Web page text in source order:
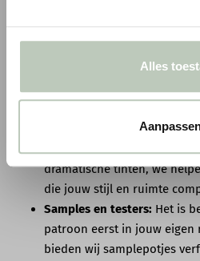
Alles
fysieke winkel bezoekt, wij
ervaring hebt.
jouw interieur past? Onze
adviseren. Van rustige
dramatische tinten, we
die jouw stijl en ruimte
Samples en testers: Het is
patroon eerst in jouw eigen
bieden wij samplepotjes